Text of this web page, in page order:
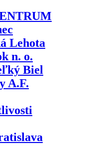
Lehota
n. o.
Biel
A.F.